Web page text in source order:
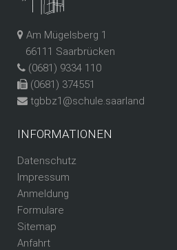
Am Mügelsberg 1
66111 Saarbrücken
(0681) 9334 110
(0681) 374551
tgbbz1@schule.saarland
INFORMATIONEN
Datenschutz
Impressum
Anmeldung
Formulare
Sitemap
Anfahrt